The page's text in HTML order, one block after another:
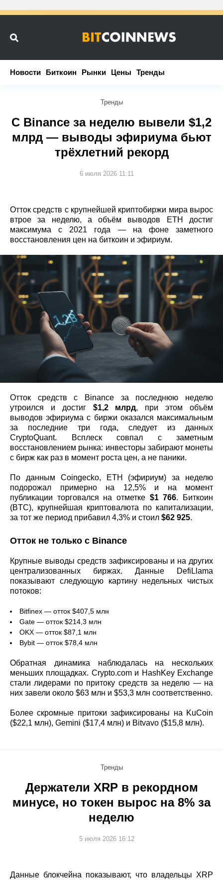
Новости Биткоин Рынки Цены Тренды
Новости Биткоин Рынки Цены Тренды
Тренды
С Binance за неделю вывели $1,2
млрд — выводы эфириума бьют
трёхлетний рекорд
6 июля 2026 11:11
Отток средств с крупнейшей криптобиржи мира вырос
втрое за неделю, а объём выводов ETH достиг
максимума с 2021 года — на фоне заметного
восстановления цен на биткоин и эфириум.
Отток средств с Binance за последнюю неделю
утроился и достиг $1,2 млрд, при этом объём
выводов эфириума с биржи оказался максимальным
за последние три года, следует из данных
CryptoQuant. Всплеск совпал с заметным
восстановлением рынка: инвесторы забирают монеты
с бирж как раз в момент роста цен, а не паники.
По данным Coingecko, ETH (эфириум) за неделю
подорожал примерно на 12,5% и на момент
публикации торговался на отметке $1 766. Биткоин
(BTC), крупнейшая криптовалюта по капитализации,
за тот же период прибавил 4,3% и стоил $62 925.
Отток не только с Binance
Крупные выводы средств зафиксированы и на других
централизованных биржах. Данные DefiLlama
показывают следующую картину недельных чистых
потоков:
Bitfinex — отток $407,5 млн
Gate — отток $214,3 млн
OKX — отток $87,1 млн
Bybit — отток $78,4 млн
Обратная динамика наблюдалась на нескольких
меньших площадках. Crypto.com и HashKey Exchange
стали лидерами по притоку средств за неделю — на
них завели около $63 млн и $53,3 млн соответственно.
Более скромные притоки зафиксированы на KuCoin
($22,1 млн), Gemini ($17,4 млн) и Bitvavo ($15,8 млн).
Тренды
Держатели XRP в рекордном
минусе, но токен вырос на 8% за
неделю
5 июля 2026 16:12
Данные блокчейна показывают, что владельцы XRP